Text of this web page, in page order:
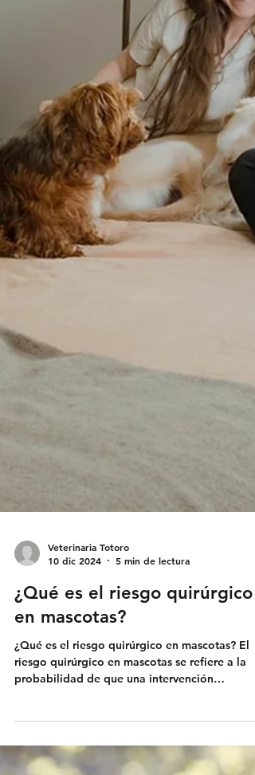
10 dic 2024
5 min de lectura
¿Qué es el riesgo quirúrgico
en mascotas?
¿Qué es el riesgo quirúrgico en mascotas? El